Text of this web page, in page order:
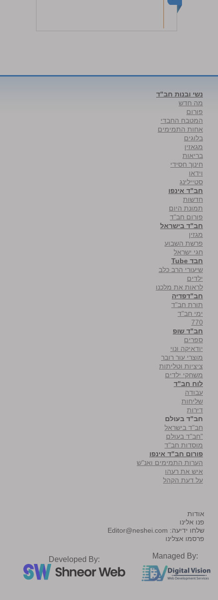
נשי ובנות חב"ד
מה חדש
פורום
המטבח החבדי
אחות התמימים
בלוגים
מגאזין
בריאות
חינוך חסידי
וידאו
סטיילינג
חב"ד אינפו
חדשות
תמונת היום
פורום חב"ד
חב"ד בישראל
מגזין
פרשת השבוע
חגי ישראל
חבד Tube
שיעורי הרב כלב
ילדים
לראות את מלכנו
חב"דפדיה
תורת חב"ד
ימי חב"ד
770
חב"ד שופ
ספרים
יודאיקה ונוי
מוצרי עור רובר
ציציות וטליתות
משחקי ילדים
לוח חב"ד
עבודה
שליחות
דירות
חב"ד בעולם
חב"ד בישראל
"חב"ד בעולם
מוסדות חב"ד
פורום חב"ד אינפו
הערות התמימים ואנ"ש
איש את רעהו
על דעת הקהל
אודות
פנו אלינו
שלחו ידיעה: Editor@neshei.com
פרסמו אצלינו
Developed By: Managed By: